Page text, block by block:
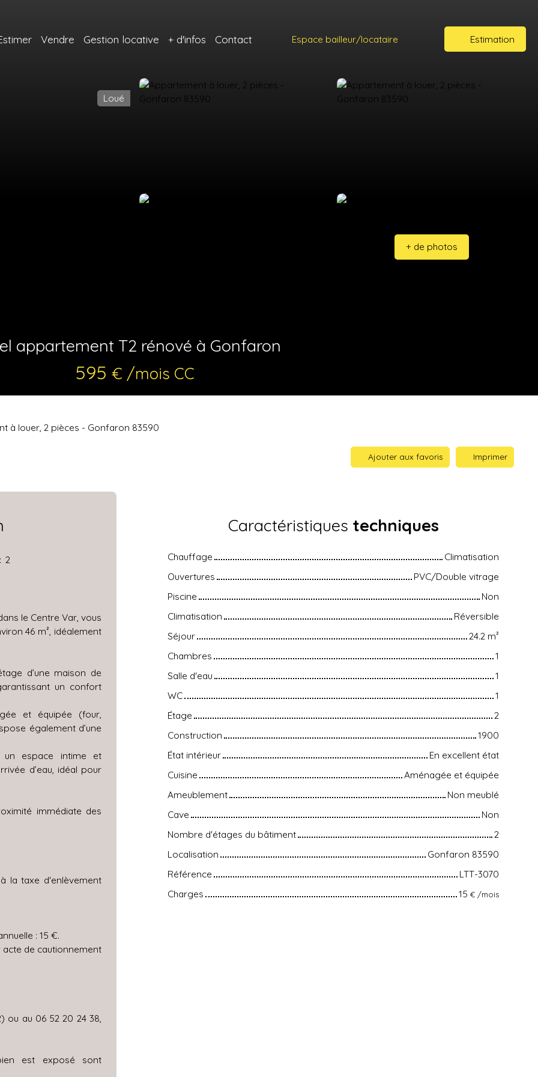
Vendre Gestion locative + d'infos Contact Espace bailleur/locataire Estimation
Loué
+ de photos
appartement T2 rénové à Gonfaron
595 € /mois CC
à louer, 2 pièces - Gonfaron 83590
Ajouter aux favoris Imprimer
2
le Centre Var, vous
46 m², idéalement
d’une maison de
un confort
et équipée (four,
également d’une
espace intime et
d’eau, idéal pour
immédiate des
la taxe d'enlèvement
: 15 €.
acte de cautionnement
ou au 06 52 20 24 38,
est exposé sont
Caractéristiques techniques
Chauffage
Climatisation
Ouvertures
PVC/Double vitrage
Piscine
Non
Climatisation
Réversible
Séjour
24.2 m²
Chambres
1
Salle d'eau
1
WC
1
Étage
2
Construction
1900
État intérieur
En excellent état
Cuisine
Aménagée et équipée
Ameublement
Non meublé
Cave
Non
Nombre d'étages du bâtiment
2
Localisation
Gonfaron 83590
Référence
LTT-3070
Charges
15 € /mois